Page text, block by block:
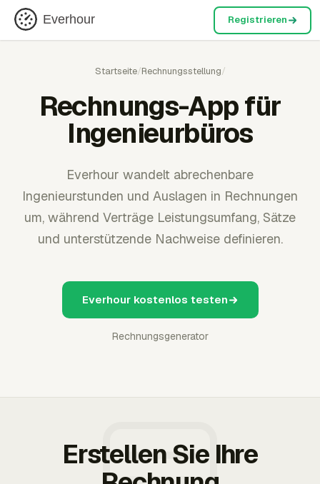
Everhour Registrieren
Startseite/Rechnungsstellung/
Rechnungs-App für
Ingenieurbüros
Everhour wandelt abrechenbare
Ingenieurstunden und Auslagen in Rechnungen
um, während Verträge Leistungsumfang, Sätze
und unterstützende Nachweise definieren.
Everhour kostenlos testen
Rechnungsgenerator
Erstellen Sie Ihre